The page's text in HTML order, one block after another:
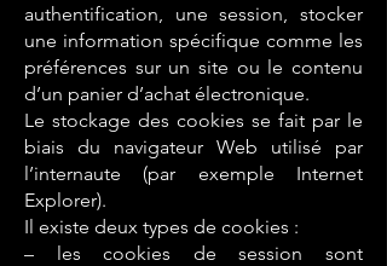
authentification, une session, stocker
une information spécifique comme les
préférences sur un site ou le contenu
d’un panier d’achat électronique.
Le stockage des cookies se fait par le
biais du navigateur Web utilisé par
l’internaute (par exemple Internet
Explorer).
Il existe deux types de cookies :
– les cookies de session sont